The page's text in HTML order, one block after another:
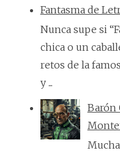
Fantasma de
Nunca supe si
chica o un
retos de la
y ...
Barón